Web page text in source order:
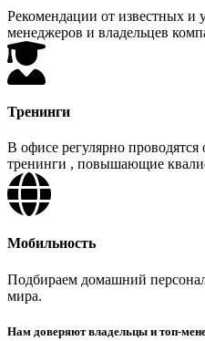
Рекомендации от известных
менеджеров и владельцев
Тренинги
В офисе регулярно
тренинги , повышающие
Мобильность
Подбираем домашний
мира.
Нам доверяют владельцы и топ-